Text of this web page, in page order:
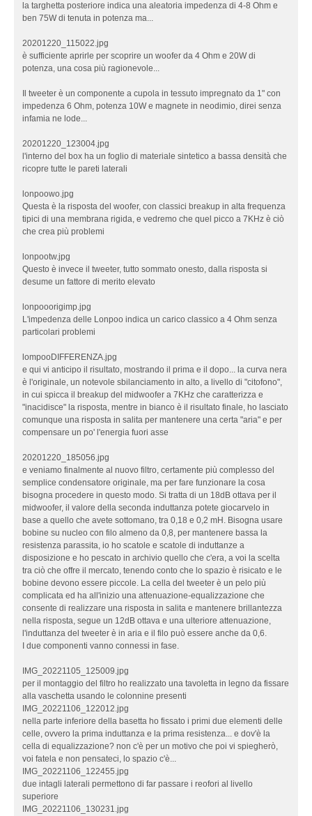
la targhetta posteriore indica una aleatoria impedenza di 4-8 Ohm e
ben 75W di tenuta in potenza ma...
20201220_115022.jpg
è sufficiente aprirle per scoprire un woofer da 4 Ohm e 20W di
potenza, una cosa più ragionevole...
Il tweeter è un componente a cupola in tessuto impregnato da 1" con
impedenza 6 Ohm, potenza 10W e magnete in neodimio, direi senza
infamia ne lode...
20201220_123004.jpg
l'interno del box ha un foglio di materiale sintetico a bassa densità che
ricopre tutte le pareti laterali
lonpoowo.jpg
Questa è la risposta del woofer, con classici breakup in alta frequenza
tipici di una membrana rigida, e vedremo che quel picco a 7KHz è ciò
che crea più problemi
lonpootw.jpg
Questo è invece il tweeter, tutto sommato onesto, dalla risposta si
desume un fattore di merito elevato
lonpooorigimp.jpg
L'impedenza delle Lonpoo indica un carico classico a 4 Ohm senza
particolari problemi
lompooDIFFERENZA.jpg
e qui vi anticipo il risultato, mostrando il prima e il dopo... la curva nera
è l'originale, un notevole sbilanciamento in alto, a livello di "citofono",
in cui spicca il breakup del midwoofer a 7KHz che caratterizza e
"inacidisce" la risposta, mentre in bianco è il risultato finale, ho lasciato
comunque una risposta in salita per mantenere una certa "aria" e per
compensare un po' l'energia fuori asse
20201220_185056.jpg
e veniamo finalmente al nuovo filtro, certamente più complesso del
semplice condensatore originale, ma per fare funzionare la cosa
bisogna procedere in questo modo. Si tratta di un 18dB ottava per il
midwoofer, il valore della seconda induttanza potete giocarvelo in
base a quello che avete sottomano, tra 0,18 e 0,2 mH. Bisogna usare
bobine su nucleo con filo almeno da 0,8, per mantenere bassa la
resistenza parassita, io ho scatole e scatole di induttanze a
disposizione e ho pescato in archivio quello che c'era, a voi la scelta
tra ciò che offre il mercato, tenendo conto che lo spazio è risicato e le
bobine devono essere piccole. La cella del tweeter è un pelo più
complicata ed ha all'inizio una attenuazione-equalizzazione che
consente di realizzare una risposta in salita e mantenere brillantezza
nella risposta, segue un 12dB ottava e una ulteriore attenuazione,
l'induttanza del tweeter è in aria e il filo può essere anche da 0,6.
I due componenti vanno connessi in fase.
IMG_20221105_125009.jpg
per il montaggio del filtro ho realizzato una tavoletta in legno da fissare
alla vaschetta usando le colonnine presenti
IMG_20221106_122012.jpg
nella parte inferiore della basetta ho fissato i primi due elementi delle
celle, ovvero la prima induttanza e la prima resistenza... e dov'è la
cella di equalizzazione? non c'è per un motivo che poi vi spiegherò,
voi fatela e non pensateci, lo spazio c'è...
IMG_20221106_122455.jpg
due intagli laterali permettono di far passare i reofori al livello
superiore
IMG_20221106_130231.jpg